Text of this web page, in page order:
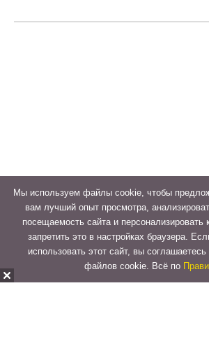
Мы используем файлы cookie, чтобы
вам лучший опыт просмотра,
посещаемость сайта и персонализировать
запретить это в настройках браузера.
использовать этот сайт, вы
файлов cookie. Всё по